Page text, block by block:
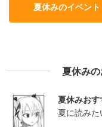
夏休みのイベン
夏休み
夏休みお
夏に読みた